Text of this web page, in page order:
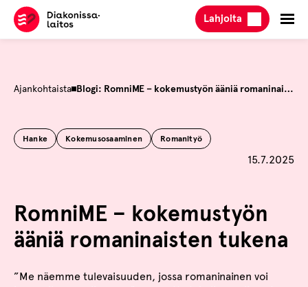
Hyppää
sisältöön
Lahjoita
Ajankohtaista Blogi: RomniME – kokemustyön ääniä romaninaisten tukena
Hanke Kokemusosaaminen Romanityö
Julkaistu
15.7.2025
RomniME – kokemustyön
ääniä romaninaisten tukena
”Me näemme tulevaisuuden, jossa romaninainen voi